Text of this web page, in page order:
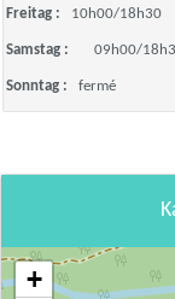
Freitag : 10h00/18h30
Samstag : 09h00/
Sonntag : fermé
+